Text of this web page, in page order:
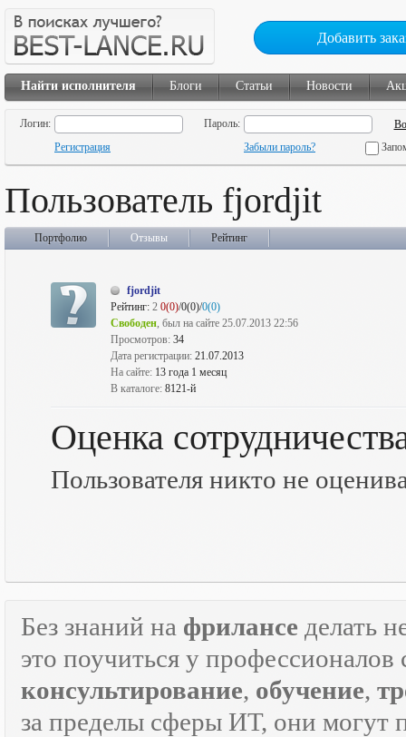
Добавить
Найти исполнителя Блоги Статьи Новости
Логин:
Пароль:
Регистрация
Забыли пароль?
Пользователь fjordjit
Портфолио Отзывы Рейтинг
fjordjit
Рейтинг: 2 0(0)/0(0)/0(0)
Свободен, был на сайте 25.07.2013 22:56
Просмотров: 34
Дата регистрации: 21.07.2013
На сайте: 13 года 1 месяц
В каталоге: 8121-й
Оценка
Пользователя никто не
Без знаний на фрилансе делать
это поучиться у
консультирование, обучение,
за пределы сферы ИТ, они могут